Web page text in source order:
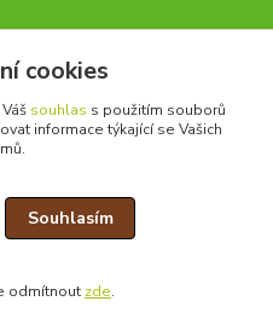
cookies
souhlas s použitím souborů
informace týkající se Vašich
Souhlasím
odmítnout zde.